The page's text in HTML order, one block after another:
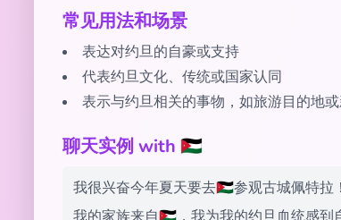
常见用法和场景
表达对约旦的自豪或支持
代表约旦文化、传统或国家认同
表示与约旦相关的事物，如旅游目的地
聊天实例 with 🇯🇴
我很兴奋今年夏天要去🇯🇴参观古城佩特拉！